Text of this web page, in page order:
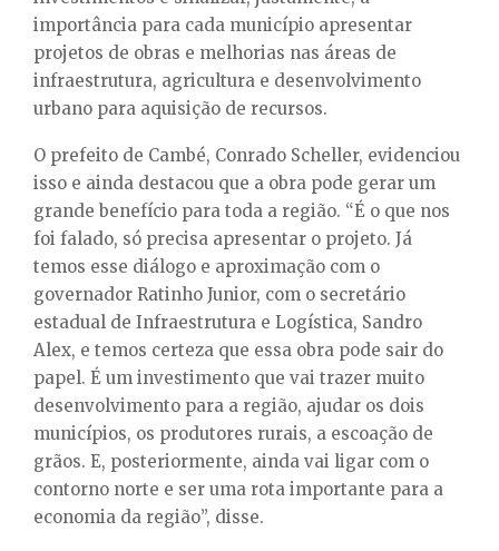
importância para cada município apresentar
projetos de obras e melhorias nas áreas de
infraestrutura, agricultura e desenvolvimento
urbano para aquisição de recursos.
O prefeito de Cambé, Conrado Scheller, evidenciou
isso e ainda destacou que a obra pode gerar um
grande benefício para toda a região. “É o que nos
foi falado, só precisa apresentar o projeto. Já
temos esse diálogo e aproximação com o
governador Ratinho Junior, com o secretário
estadual de Infraestrutura e Logística, Sandro
Alex, e temos certeza que essa obra pode sair do
papel. É um investimento que vai trazer muito
desenvolvimento para a região, ajudar os dois
municípios, os produtores rurais, a escoação de
grãos. E, posteriormente, ainda vai ligar com o
contorno norte e ser uma rota importante para a
economia da região”, disse.